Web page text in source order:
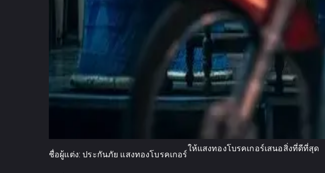
ชื่อผู้แต่ง:ประกันภัย แสงทองโบรคเกอร์
ให้แสงทองโบรคเกอร์เสนอสิ่งที่ดีที่สุด